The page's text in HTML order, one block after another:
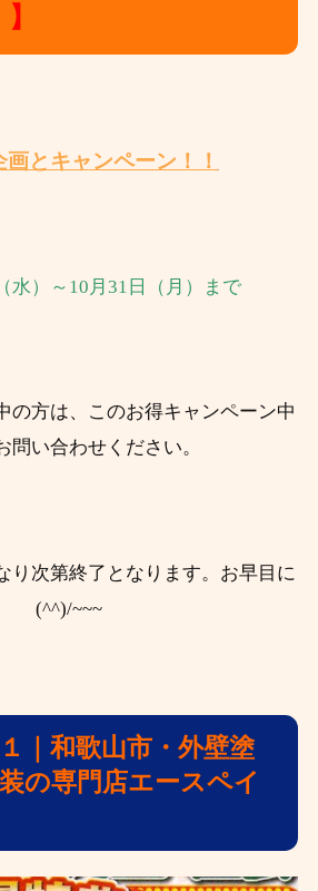
とキャンペーン！！
） ～10月31日（月）まで
の方は、このお得キャンペーン中
問い合わせください。
り次第終了となります。 お早目に
(^^)/~~~
｜和歌山市・外壁塗
の専門店エースペイ